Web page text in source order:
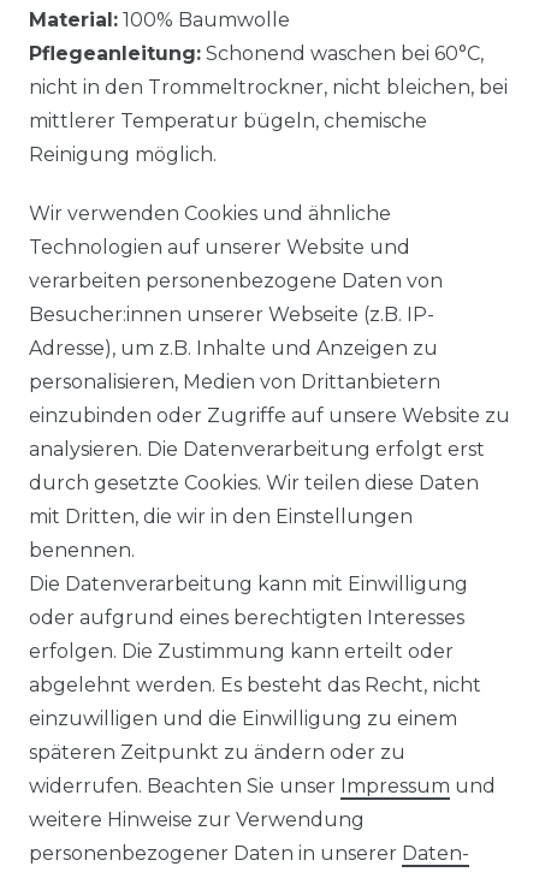
Material: 100% Baumwolle
Pflegeanleitung: Schonend waschen bei 60°C,
nicht in den Trommeltrockner, nicht bleichen, bei
mittlerer Temperatur bügeln, chemische
Reinigung möglich.
Ähnlicher Artikel
Artikelpaket :
UVP 49,99 €
ab 47,99 € *
Impressum Daten­schutz­erklärung
Wir verwenden Cookies und ähnliche
Technologien auf unserer Website und
verarbeiten personenbezogene Daten von
Besucher:innen unserer Webseite (z.B. IP-
Adresse), um z.B. Inhalte und Anzeigen zu
personalisieren, Medien von Drittanbietern
einzubinden oder Zugriffe auf unsere Website zu
analysieren. Die Datenverarbeitung erfolgt erst
durch gesetzte Cookies. Wir teilen diese Daten
mit Dritten, die wir in den Einstellungen
benennen.
Die Datenverarbeitung kann mit Einwilligung
oder aufgrund eines berechtigten Interesses
erfolgen. Die Zustimmung kann erteilt oder
abgelehnt werden. Es besteht das Recht, nicht
einzuwilligen und die Einwilligung zu einem
späteren Zeitpunkt zu ändern oder zu
widerrufen. Beachten Sie unser Impressum und
weitere Hinweise zur Verwendung
personenbezogener Daten in unserer Daten­